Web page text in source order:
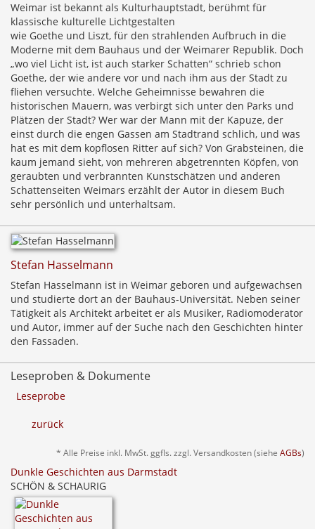
Weimar ist bekannt als Kulturhauptstadt, berühmt für
klassische kulturelle Lichtgestalten
wie Goethe und Liszt, für den strahlenden Aufbruch in die
Moderne mit dem Bauhaus und der Weimarer Republik. Doch
„wo viel Licht ist, ist auch starker Schatten“ schrieb schon
Goethe, der wie andere vor und nach ihm aus der Stadt zu
fliehen versuchte. Welche Geheimnisse bewahren die
historischen Mauern, was verbirgt sich unter den Parks und
Plätzen der Stadt? Wer war der Mann mit der Kapuze, der
einst durch die engen Gassen am Stadtrand schlich, und was
hat es mit dem kopflosen Ritter auf sich? Von Grabsteinen, die
kaum jemand sieht, von mehreren abgetrennten Köpfen, von
geraubten und verbrannten Kunstschätzen und anderen
Schattenseiten Weimars erzählt der Autor in diesem Buch
sehr persönlich und unterhaltsam.
Stefan Hasselmann
Stefan Hasselmann ist in Weimar geboren und aufgewachsen
und studierte dort an der Bauhaus-Universität. Neben seiner
Tätigkeit als Architekt arbeitet er als Musiker, Radiomoderator
und Autor, immer auf der Suche nach den Geschichten hinter
den Fassaden.
Leseproben & Dokumente
Leseprobe
zurück
* Alle Preise inkl. MwSt. ggfls. zzgl. Versandkosten (siehe AGBs)
Dunkle Geschichten aus Darmstadt
SCHÖN & SCHAURIG